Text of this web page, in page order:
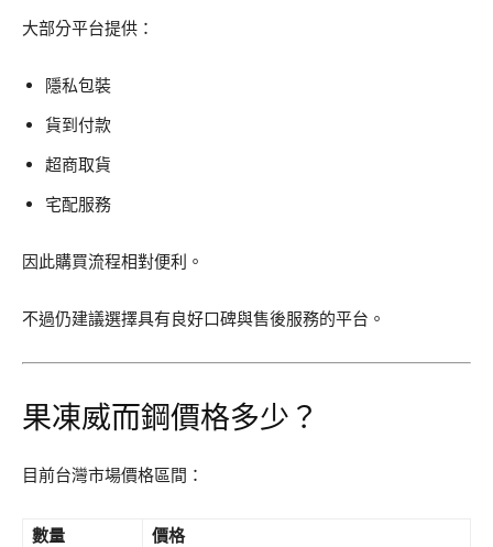
大部分平台提供：
隱私包裝
貨到付款
超商取貨
宅配服務
因此購買流程相對便利。
不過仍建議選擇具有良好口碑與售後服務的平台。
果凍威而鋼價格多少？
目前台灣市場價格區間：
數量
價格